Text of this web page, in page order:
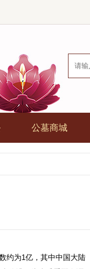
公墓商城
约为1亿，其中中国大陆